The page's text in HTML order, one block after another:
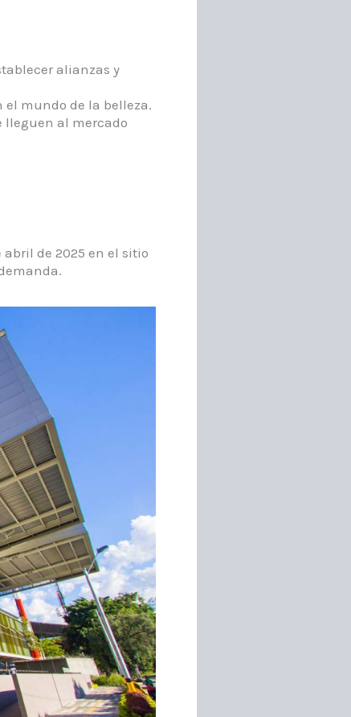
alianzas y
mundo de la belleza.​
lleguen al mercado
de 2025 en el sitio